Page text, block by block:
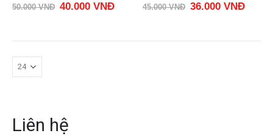
50.000VNĐ 40.000 VNĐ 45.000VNĐ 36.000 VNĐ
Liên hệ